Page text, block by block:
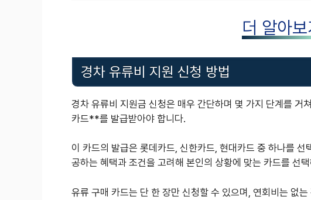
더 알아보
경차 유류비 지원 신청 방법
경차 유류비 지원금 신청은 매우 간단하며 몇 가지 단계를
카드**를 발급받아야 합니다.
이 카드의 발급은 롯데카드, 신한카드, 현대카드 중 하나를 선
공하는 혜택과 조건을 고려해 본인의 상황에 맞는 카드를 선
유류 구매 카드는 단 한 장만 신청할 수 있으며, 연회비는 없